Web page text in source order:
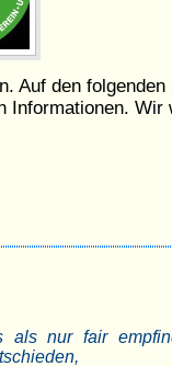
Auf den folgenden
Informationen. Wir
als nur fair